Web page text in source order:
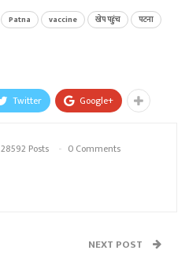
Patna vaccine खेप पहुंच
पटना
Twitter Google+
28592 Posts 0 Comments
NEXT POST